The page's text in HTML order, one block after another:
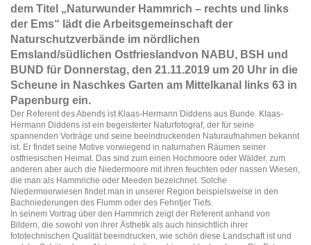
dem Titel „Naturwunder Hammrich – rechts und links
der Ems“ lädt die Arbeitsgemeinschaft der
Naturschutzverbände im nördlichen
Emsland/südlichen Ostfrieslandvon NABU, BSH und
BUND für Donnerstag, den 21.11.2019 um 20 Uhr in die
Scheune in Naschkes Garten am Mittelkanal links 63 in
Papenburg ein.
Der Referent des Abends ist Klaas-Hermann Diddens aus Bunde. Klaas-
Hermann Diddens ist ein begeisterter Naturfotograf, der für seine
spannenden Vorträge und seine beeindruckenden Naturaufnahmen bekannt
ist. Er findet seine Motive vorwiegend in naturnahen Räumen seiner
ostfriesischen Heimat. Das sind zum einen Hochmoore oder Wälder, zum
anderen aber auch die Niedermoore mit ihren feuchten oder nassen Wiesen,
die man als Hammriche oder Meeden bezeichnet. Solche
Niedermoorwiesen findet man in unserer Region beispielsweise in den
Bachniederungen des Flumm oder des Fehntjer Tiefs.
In seinem Vortrag über den Hammrich zeigt der Referent anhand von
Bildern, die sowohl von ihrer Ästhetik als auch hinsichtlich ihrer
fototechnischen Qualität beeindrucken, wie schön diese Landschaft ist und